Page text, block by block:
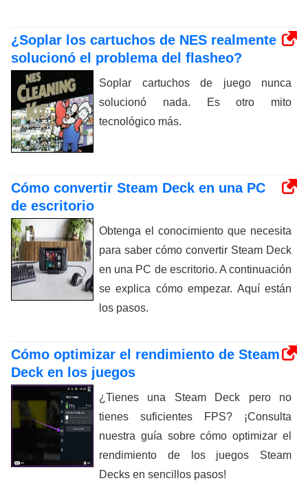
¿Soplar los cartuchos de NES realmente
solucionó el problema del flasheo?
Soplar cartuchos de juego nunca
solucionó nada. Es otro mito
tecnológico más.
Cómo convertir Steam Deck en una PC
de escritorio
Obtenga el conocimiento que necesita
para saber cómo convertir Steam Deck
en una PC de escritorio. A continuación
se explica cómo empezar. Aquí están
los pasos.
Cómo optimizar el rendimiento de Steam
Deck en los juegos
¿Tienes una Steam Deck pero no
tienes suficientes FPS? ¡Consulta
nuestra guía sobre cómo optimizar el
rendimiento de los juegos Steam
Decks en sencillos pasos!